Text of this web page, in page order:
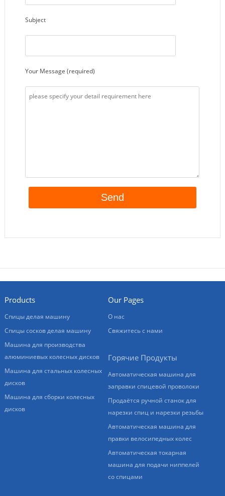
Subject
Your Message (required)
Products
Спицы делая машину
Спицы сосков делая машину
Машина для производства
алюминиевых колесных дисков
Машина для стальных колесных
дисков
Машина для сборки колесных
дисков
Our Pages
О нас
Свяжитесь с нами
Горячие Продукты
Автоматическая машина для
заправки спицевой проволоки
Продаётся ручной станок для
нарезки спиц и нарезки резьбы
Автоматическая машина для
правки велосипедных колес
Автоматическая токарная
машина для подачи ниппелей
со спицами